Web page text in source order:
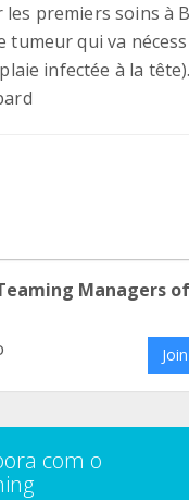
premiers soins à
qui va
infectée à la
Managers
com o